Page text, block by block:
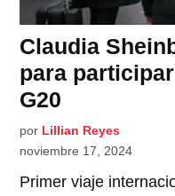
Claudia
para
G20
por Lillian Reyes
noviembre 17, 2024
Primer viaje